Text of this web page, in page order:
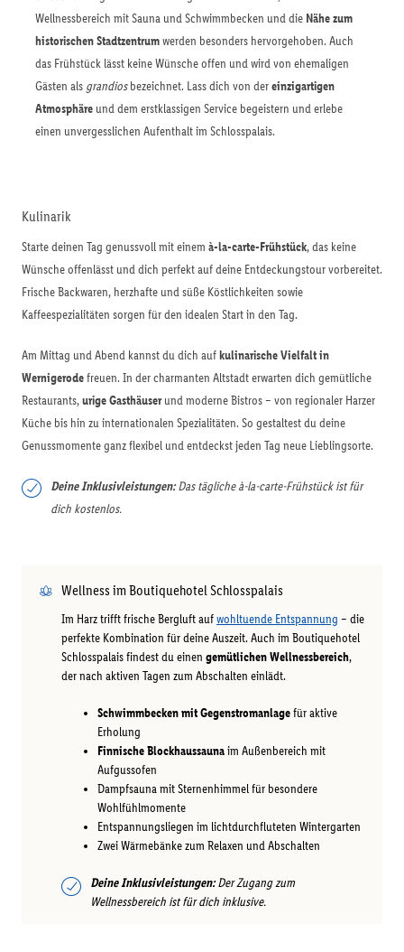
Wellnessbereich mit Sauna und Schwimmbecken und die Nähe zum
historischen Stadtzentrumwerden besonders hervorgehoben. Auch
das Frühstück lässt keine Wünsche offen und wird von ehemaligen
Gästen als grandiosbezeichnet. Lass dich von dereinzigartigen
Atmosphäre und dem erstklassigen Service begeistern und erlebe
einen unvergesslichen Aufenthalt im Schlosspalais.
Kulinarik
Starte deinen Tag genussvoll mit einem à-la-carte-Frühstück, das keine
Wünsche offenlässt und dich perfekt auf deine Entdeckungstour vorbereitet.
Frische Backwaren, herzhafte und süße Köstlichkeiten sowie
Kaffeespezialitäten sorgen für den idealen Start in den Tag.
Am Mittag und Abend kannst du dich aufkulinarische Vielfalt in
Wernigerodefreuen. In der charmanten Altstadt erwarten dich gemütliche
Restaurants,urige Gasthäuserund moderne Bistros – von regionaler Harzer
Küche bis hin zu internationalen Spezialitäten. So gestaltest du deine
Genussmomente ganz flexibel und entdeckst jeden Tag neue Lieblingsorte.
Deine Inklusivleistungen:Das tägliche à-la-carte-Frühstück ist für
dich kostenlos.
Wellness im Boutiquehotel Schlosspalais
Im Harz trifft frische Bergluft aufwohltuende Entspannung – die
perfekte Kombination für deine Auszeit. Auch im Boutiquehotel
Schlosspalais findest du einen gemütlichen Wellnessbereich,
der nach aktiven Tagen zum Abschalten einlädt.
Schwimmbecken mit Gegenstromanlagefür aktive
Erholung
Finnische Blockhaussaunaim Außenbereich mit
Aufgussofen
Dampfsauna mit Sternenhimmel für besondere
Wohlfühlmomente
Entspannungsliegen im lichtdurchfluteten Wintergarten
Zwei Wärmebänke zum Relaxen und Abschalten
Deine Inklusivleistungen:Der Zugang zum
Wellnessbereich ist für dich inklusive.